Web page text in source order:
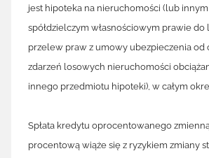
jest hipoteka na nieruchomości (lub
spółdzielczym własnościowym prawie do
przelew praw z umowy ubezpieczenia od
zdarzeń losowych nieruchomości
innego przedmiotu hipoteki), w całym
Spłata kredytu oprocentowanego
procentową wiąże się z ryzykiem zmiany